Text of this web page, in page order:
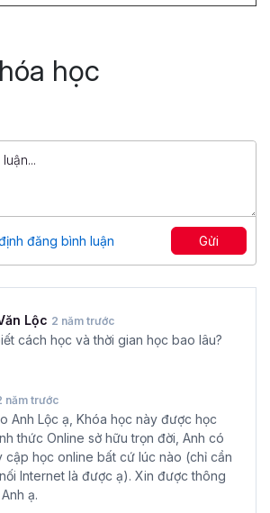
số 6 giờ
sâu
861
799,000 đ
học
đăng bình luận Gửi
Lộc 2 năm trước
cách học và thời gian học bao lâu?
năm trước
Anh Lộc ạ, Khóa học này được học
thức Online sở hữu trọn đời, Anh có
cập học online bất cứ lúc nào (chỉ cần
Internet là được ạ). Xin được thông
ạ.